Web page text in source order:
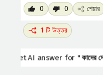
0 0 শেয়ার
1 টি উত্তর
Get AI answer for "